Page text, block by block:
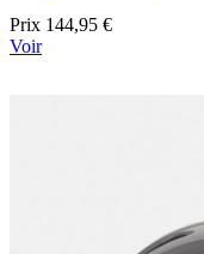
Prix 144,95 €
Voir